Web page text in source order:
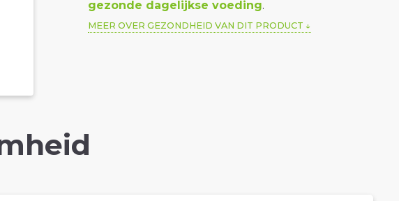
gezonde dagelijkse voeding.
MEER OVER GEZONDHEID VAN DIT PRODUCT